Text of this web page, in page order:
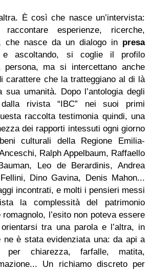
È così che nasce un’intervista:
raccontare esperienze, ricerche,
che nasce da un dialogo in presa
e ascoltando, si coglie il profilo
persona, ma si intercettano anche
carattere che la tratteggiano al di là
umanità. Dopo l’antologia degli
rivista “IBC” nei suoi primi
raccolta testimonia quindi, una
dei rapporti intessuti ogni giorno
culturali della Regione Emilia-
Ralph Appelbaum, Raffaello
Leo de Berardinis, Andrea
Dino Gavina, Denis Mahon...
incontrati, e molti i pensieri messi
la complessità del patrimonio
l’esito non poteva essere
tra una parola e l’altra, in
ne è stata evidenziata una: da api a
per chiarezza, farfalle, matita,
Un richiamo discreto per